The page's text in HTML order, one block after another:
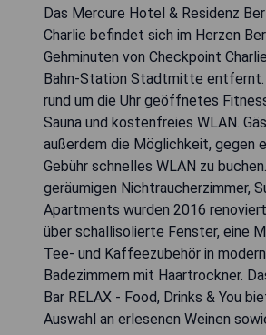
Das Mercure Hotel & Residenz
Charlie befindet sich im Herzen
Gehminuten von Checkpoint
Bahn-Station Stadtmitte
rund um die Uhr geöffnetes
Sauna und kostenfreies WLAN.
außerdem die Möglichkeit, gegen
Gebühr schnelles WLAN zu
geräumigen Nichtraucherzimmer,
Apartments wurden 2016
über schallisolierte Fenster, eine
Tee- und Kaffeezubehör in
Badezimmern mit Haartrockner.
Bar RELAX - Food, Drinks & You
Auswahl an erlesenen Weinen